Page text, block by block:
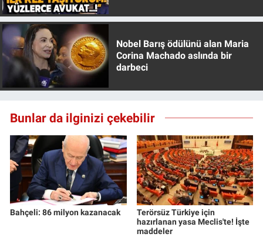
Nobel Barış ödülünü alan Maria
Corina Machado aslında bir
darbeci
Bunlar da ilginizi çekebilir
Bahçeli: 86 milyon kazanacak
Terörsüz Türkiye için
hazırlanan yasa Meclis'te! İşte
maddeler